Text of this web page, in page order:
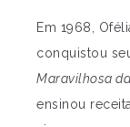
Em 1968,
conquistou
Maravilhosa
ensinou